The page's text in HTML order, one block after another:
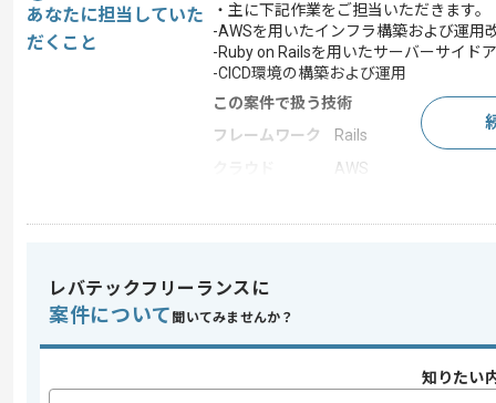
あなたに担当していた
だくこと
・主に下記作業をご担当いただきます。
-AWSを用いたインフラ構築および運用
-Ruby on Railsを用いたサーバーサイド
-CICD環境の構築および運用
この案件で扱う技術
フレームワーク
Rails
AWS
特徴
レバテックフリーランスに
案件について 聞いてみませんか？
知りたい